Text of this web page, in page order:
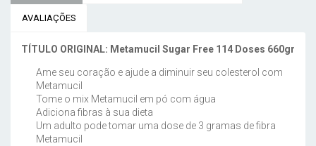
AVALIAÇÕES
TÍTULO ORIGINAL: Metamucil Sugar Free 114 Doses 660gr
Ame seu coração e ajude a diminuir seu colesterol com
Metamucil
Tome o mix Metamucil em pó com água
Adiciona fibras à sua dieta
Um adulto pode tomar uma dose de 3 gramas de fibra
Metamucil